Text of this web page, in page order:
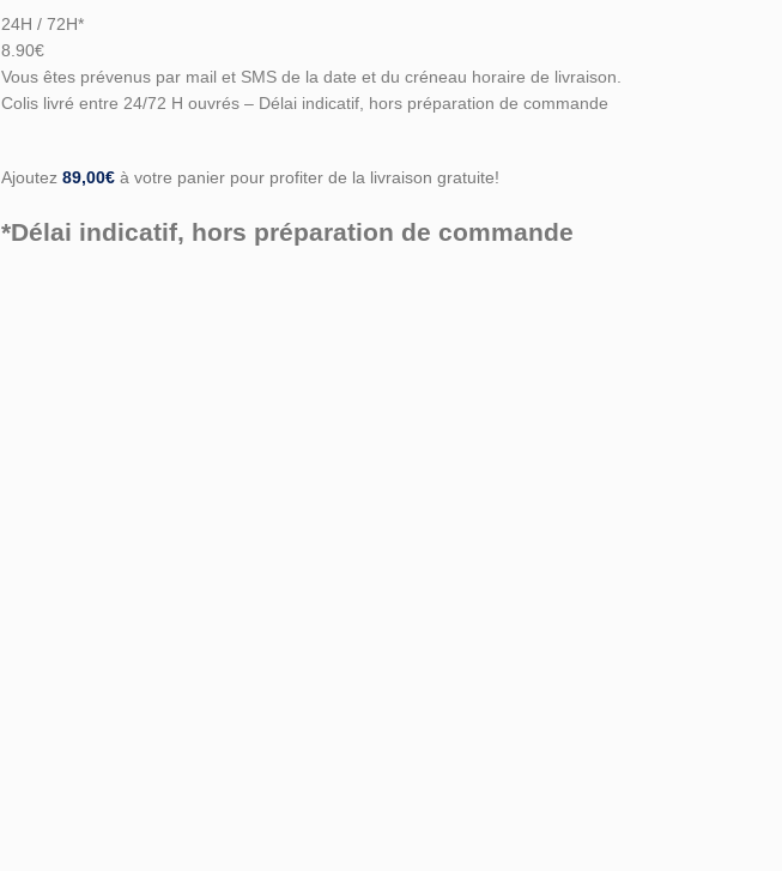
24H / 72H*
8.90€
Vous êtes prévenus par mail et SMS de la date et du créneau horaire de livraison.
Colis livré entre 24/72 H ouvrés – Délai indicatif, hors préparation de commande
Ajoutez 89,00€ à votre panier pour profiter de la livraison gratuite!
*Délai indicatif, hors préparation de commande